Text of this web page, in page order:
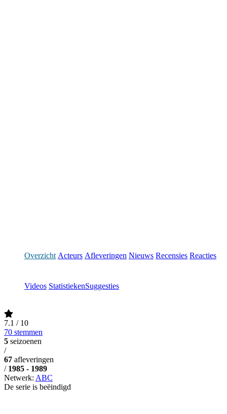
Overzicht Acteurs Afleveringen Nieuws Recensies Reacties
Videos StatistiekenSuggesties
7.1 / 10
70 stemmen
5 seizoenen
/
67 afleveringen
/ 1985 - 1989
Netwerk: ABC
De serie is beëindigd